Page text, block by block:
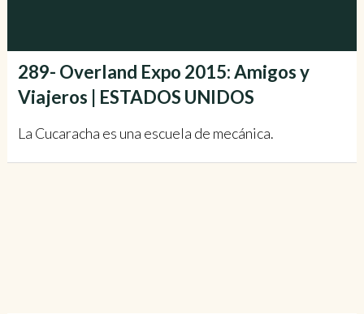
289- Overland Expo 2015: Amigos y
Viajeros | ESTADOS UNIDOS
La Cucaracha es una escuela de mecánica.